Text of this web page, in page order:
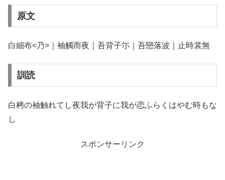
原文
白細布<乃>｜袖觸而夜｜吾背子尓｜吾戀落波｜止時裳無
訓読
白栲の袖触れてし夜我が背子に我が恋ふらくはやむ時もな
し
スポンサーリンク